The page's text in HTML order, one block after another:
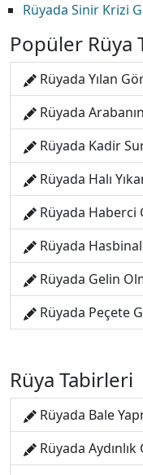
Rüyada Sinir Krizi
Popüler Rüya
Rüyada Yılan
Rüyada
Rüyada Kadir
Rüyada Halı
Rüyada Haberci
Rüyada
Rüyada Gelin
Rüyada Peçete
Rüya Tabirleri
Rüyada Bale
Rüyada